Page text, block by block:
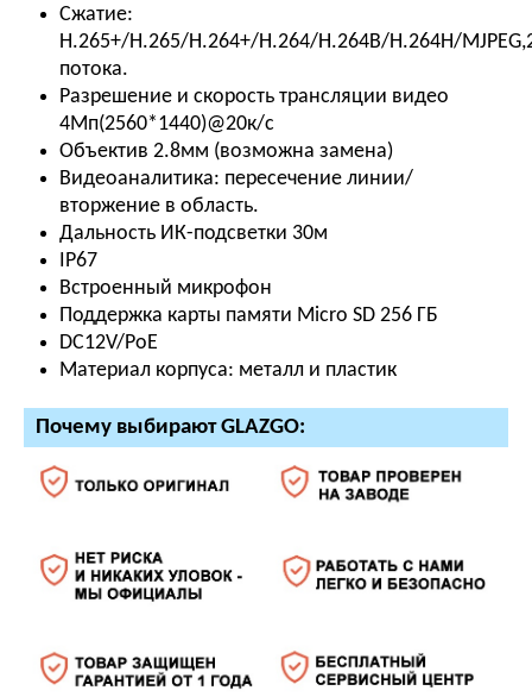
Сжатие:
H.265+/H.265/H.264+/H.264/H.264B/H.264H/
потока.
Разрешение и скорость трансляции видео
4Мп(2560*1440)@20к/с
Объектив 2.8мм (возможна замена)
Видеоаналитика: пересечение линии/
вторжение в область.
Дальность ИК-подсветки 30м
IP67
Встроенный микрофон
Поддержка карты памяти Micro SD 256 ГБ
DC12V/PoE
Материал корпуса: металл и пластик
Почему выбирают GLAZGO: